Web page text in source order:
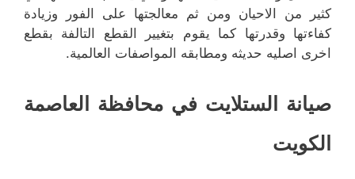
كثير من الاحيان ومن ثم معالجتها على الفور وزيادة
كفاءتها وقدرتها كما يقوم بتغيير القطع التالفة بقطع
اخرى اصليه حديثه ومطابقه المواصفات العالمية.
صيانة الستلايت في محافظة العاصمة
الكويت